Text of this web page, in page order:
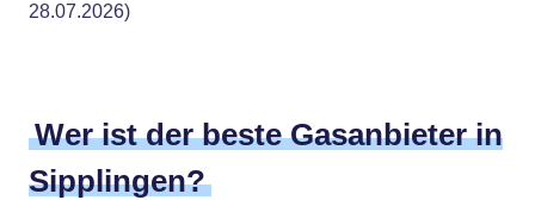
28.07.2026)
Wer ist der beste Gasanbieter in
Sipplingen?